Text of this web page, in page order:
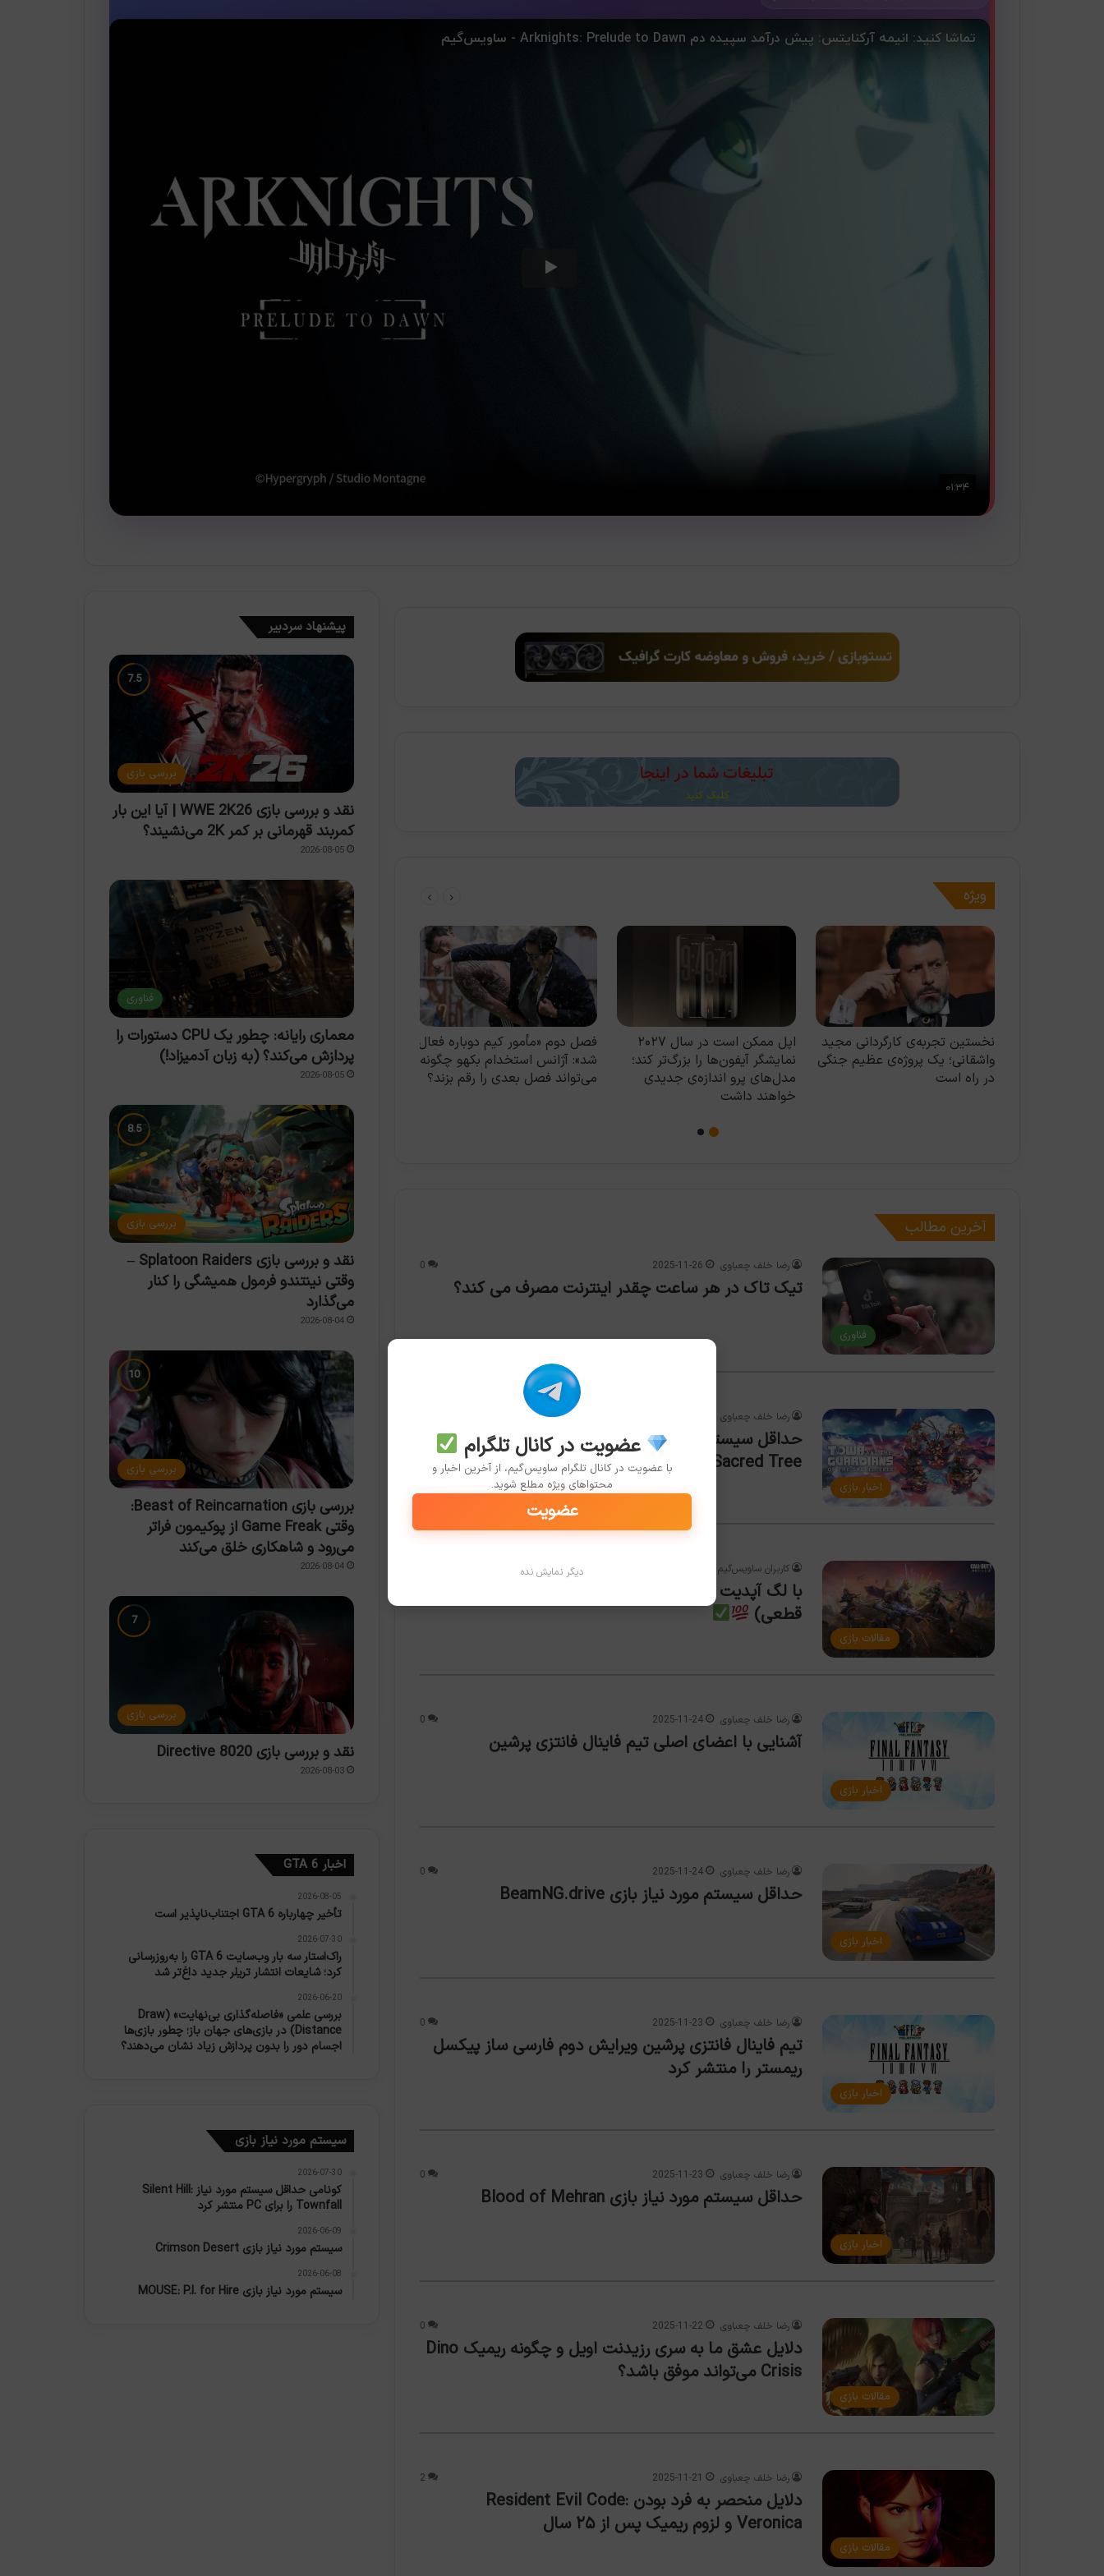
ویژه
نخستین تجربه‌ی کارگردانی مجید
واشقانی؛ یک پروژه‌ی عظیم جنگی
در راه است
اپل ممکن است در سال ۲۰۲۷
نمایشگر آیفون‌ها را بزرگ‌تر کند؛
مدل‌های پرو اندازه‌ی جدیدی
خواهند داشت
فصل دوم «مأمور کیم دوباره فعال
شد»: آژانس استخدام بکهو چگونه
می‌تواند فصل بعدی را رقم بزند؟
شوهی یوشیدا پس از 6 سال
گزارش ساویس‌گیم درباره استودیو
ژاپن را تأیید کرد
مرثیه‌ای برای یک اژدها
آخرین مطالب
فناوری
رضا خلف چعباوی 2025-11-26
0
تیک تاک در هر ساعت چقدر اینترنت مصرف می کند؟
اخبار بازی
رضا خلف چعباوی
حداقل سیستم مورد نیاز بازی Towa and the Guardians
of the Sacred Tree
مقالات بازی
کاربران ساویس‌گیم
با لگ آپدیت جدید کالاف موبایل خداحافظی کن (راه حل
قطعی)
اخبار بازی
رضا خلف چعباوی 2025-11-24
0
آشنایی با اعضای اصلی تیم فاینال فانتزی پرشین
اخبار بازی
رضا خلف چعباوی 2025-11-24
0
حداقل سیستم مورد نیاز بازی BeamNG.drive
اخبار بازی
رضا خلف چعباوی 2025-11-23
0
تیم فاینال فانتزی پرشین ویرایش دوم فارسی ساز پیکسل
ریمستر را منتشر کرد
اخبار بازی
رضا خلف چعباوی 2025-11-23
0
حداقل سیستم مورد نیاز بازی Blood of Mehran
مقالات بازی
رضا خلف چعباوی 2025-11-22
0
دلایل عشق ما به سری رزیدنت اویل و چگونه ریمیک Dino
Crisis می‌تواند موفق باشد؟
مقالات بازی
رضا خلف چعباوی 2025-11-21
2
دلایل منحصر به فرد بودن Resident Evil Code:
Veronica و لزوم ریمیک پس از ۲۵ سال
پیشنهاد سردبیر
بررسی بازی
نقد و بررسی بازی WWE 2K26 | آیا این بار
کمربند قهرمانی بر کمر 2K می‌نشیند؟
2026-08-05
فناوری
معماری رایانه: چطور یک CPU دستورات را
پردازش می‌کند؟ (به زبان آدمیزاد!)
2026-08-05
بررسی بازی
نقد و بررسی بازی Splatoon Raiders –
وقتی نینتندو فرمول همیشگی را کنار
می‌گذارد
2026-08-04
بررسی بازی
بررسی بازی Beast of Reincarnation:
وقتی Game Freak از پوکیمون فراتر
می‌رود و شاهکاری خلق می‌کند
2026-08-04
بررسی بازی
نقد و بررسی بازی Directive 8020
2026-08-03
اخبار GTA 6
2026-08-05
تأخیر چهارباره GTA 6 اجتناب‌ناپذیر است
2026-07-30
راک‌استار سه بار وب‌سایت GTA 6 را به‌روزرسانی
کرد؛ شایعات انتشار تریلر جدید داغ‌تر شد
2026-06-20
بررسی علمی «فاصله‌گذاری بی‌نهایت» (Draw
Distance) در بازی‌های جهان باز؛ چطور بازی‌ها
اجسام دور را بدون پردازش زیاد نشان می‌دهند؟
سیستم مورد نیاز بازی
2026-07-30
کونامی حداقل سیستم مورد نیاز Silent Hill:
Townfall را برای PC منتشر کرد
2026-06-09
سیستم مورد نیاز بازی Crimson Desert
2026-06-08
سیستم مورد نیاز بازی MOUSE: P.I. for Hire
عضویت در کانال تلگرام
با عضویت در کانال تلگرام ساویس‌گیم، از آخرین اخبار و
محتواهای ویژه مطلع شوید.
عضویت
دیگر نمایش نده